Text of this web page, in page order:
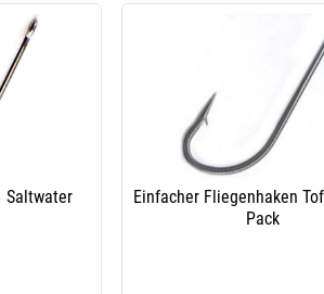
Einfacher Fliegenhaken Tof Ss-1930 -